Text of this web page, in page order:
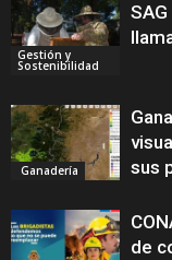
Gestión y
Sostenibilidad
Ganadería
sus
de